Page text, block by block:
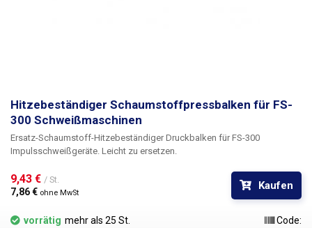
Hitzebeständiger Schaumstoffpressbalken für FS-
300 Schweißmaschinen
Ersatz-Schaumstoff-Hitzebeständiger Druckbalken für FS-300
Impulsschweißgeräte. Leicht zu ersetzen.
9,43 € / St.
7,86 € ohne MwSt
Kaufen
vorrätig mehr als 25 St.
Code: